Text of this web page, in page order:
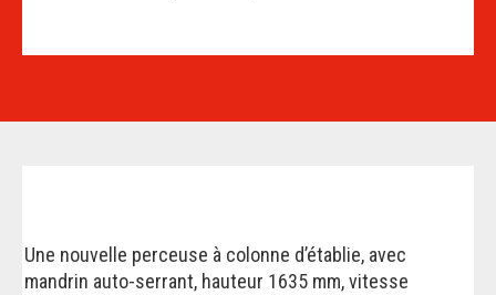
Une nouvelle perceuse à colonne d’établie, avec
mandrin auto-serrant, hauteur 1635 mm, vitesse